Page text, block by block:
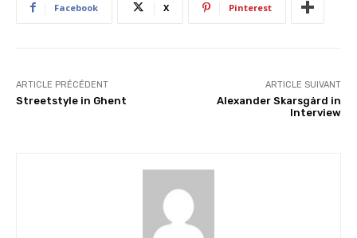
t
Facebook X Pinterest
ARTICLE PRÉCÉDENT
Streetstyle in Ghent
ARTICLE SUIVANT
Alexander Skarsgård in
Interview